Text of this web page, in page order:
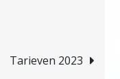
Tarieven 2023